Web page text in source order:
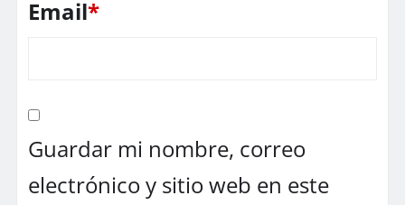
Email*
Guardar mi nombre, correo
electrónico y sitio web en este